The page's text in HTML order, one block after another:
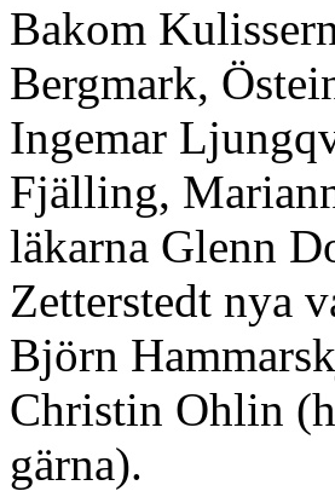
Bakom
Bergmark,
Ingemar
Fjälling,
läkarna Glenn
Zetterstedt nya
Björn
Christin Ohlin
gärna).